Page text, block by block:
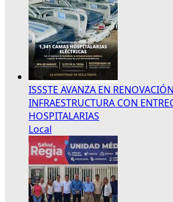
ISSSTE AVANZA EN
INFRAESTRUCTURA CON
HOSPITALARIAS
Local